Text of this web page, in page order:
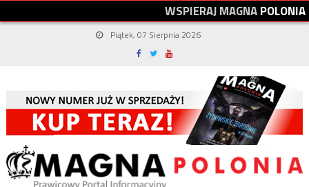
WSPIERAJMAGNAPOLONIA
Piątek, 07 Sierpnia 2026